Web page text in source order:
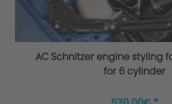
AC Schnitzer engine styling
for 6 cylinder